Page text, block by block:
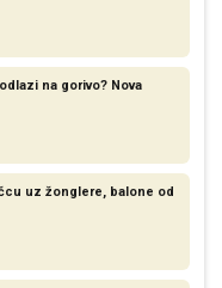
na gorivo? Nova
uz žonglere, balone od